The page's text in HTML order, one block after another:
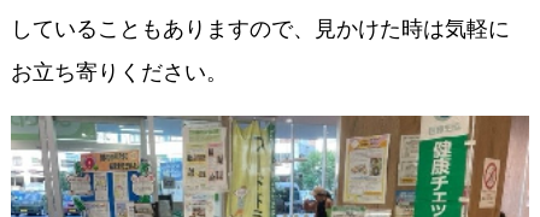
していることもありますので、見かけた時は気軽に
お立ち寄りください。